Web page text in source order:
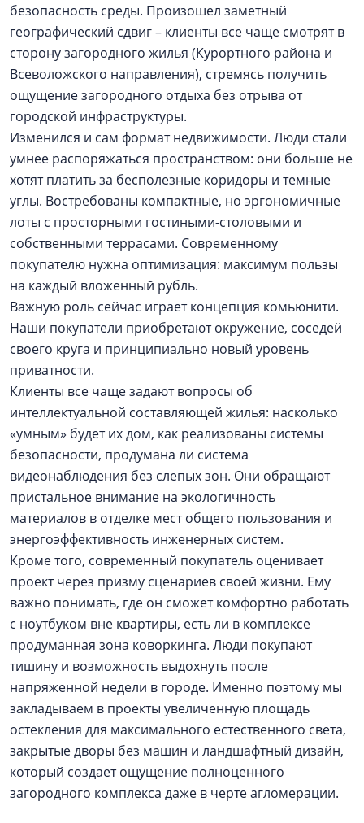
безопасность среды. Произошел заметный
географический сдвиг – клиенты все чаще смотрят в
сторону загородного жилья (Курортного района и
Всеволожского направления), стремясь получить
ощущение загородного отдыха без отрыва от
городской инфраструктуры.
Изменился и сам формат недвижимости. Люди стали
умнее распоряжаться пространством: они больше не
хотят платить за бесполезные коридоры и темные
углы. Востребованы компактные, но эргономичные
лоты с просторными гостиными-столовыми и
собственными террасами. Современному
покупателю нужна оптимизация: максимум пользы
на каждый вложенный рубль.
Важную роль сейчас играет концепция комьюнити.
Наши покупатели приобретают окружение, соседей
своего круга и принципиально новый уровень
приватности.
Клиенты все чаще задают вопросы об
интеллектуальной составляющей жилья: насколько
«умным» будет их дом, как реализованы системы
безопасности, продумана ли система
видеонаблюдения без слепых зон. Они обращают
пристальное внимание на экологичность
материалов в отделке мест общего пользования и
энергоэффективность инженерных систем.
Кроме того, современный покупатель оценивает
проект через призму сценариев своей жизни. Ему
важно понимать, где он сможет комфортно работать
с ноутбуком вне квартиры, есть ли в комплексе
продуманная зона коворкинга. Люди покупают
тишину и возможность выдохнуть после
напряженной недели в городе. Именно поэтому мы
закладываем в проекты увеличенную площадь
остекления для максимального естественного света,
закрытые дворы без машин и ландшафтный дизайн,
который создает ощущение полноценного
загородного комплекса даже в черте агломерации.